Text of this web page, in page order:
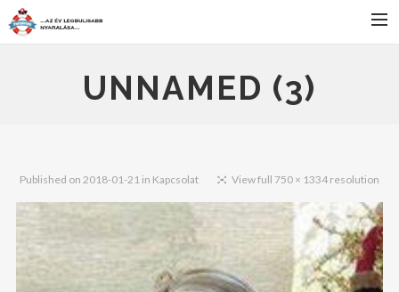
HÍREK
KAPCSOLAT
UNNAMED (3)
Published on 2018-01-21 in Kapcsolat View full 750 × 1334 resolution